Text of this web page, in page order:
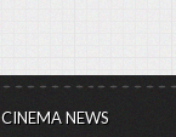
CINEMA NEWS